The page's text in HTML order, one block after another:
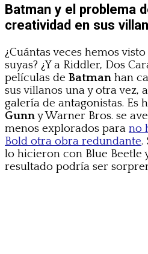
Batman y el problema
creatividad en sus
¿Cuántas veces hemos
suyas? ¿Y a Riddler, Dos
películas de Batman han
sus villanos una y otra vez,
galería de antagonistas. Es
Gunny Warner Bros. se
menos explorados para no
Bold otra obra redundante.
lo hicieron con Blue Beetle
resultado podría ser